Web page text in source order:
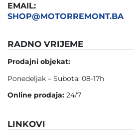
EMAIL:
SHOP@MOTORREMONT.BA
RADNO VRIJEME
Prodajni objekat:
Ponedeljak – Subota: 08-17h
Online prodaja: 24/7
LINKOVI